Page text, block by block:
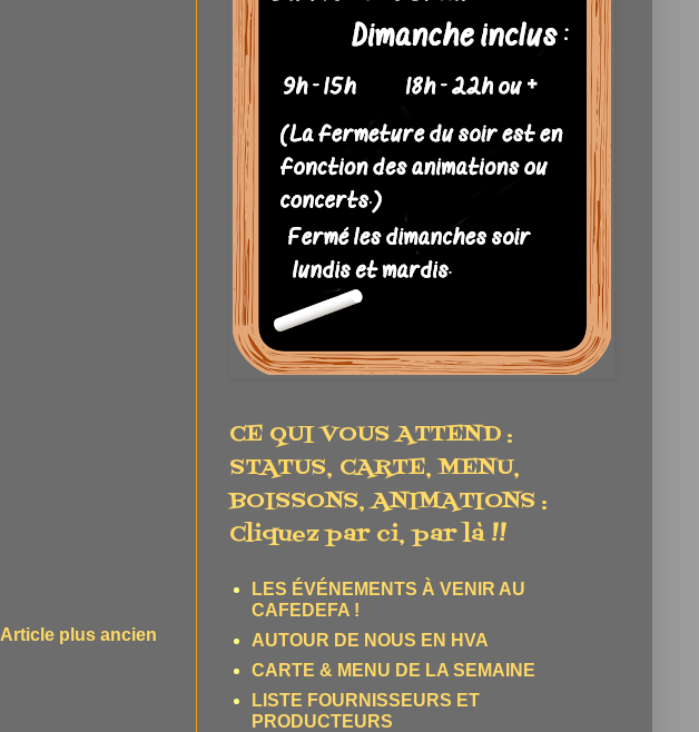
Article plus ancien
CE QUI VOUS ATTEND :
STATUS, CARTE, MENU,
BOISSONS, ANIMATIONS :
Cliquez par ci, par là !!
LES ÉVÉNEMENTS À VENIR AU
CAFEDEFA !
AUTOUR DE NOUS EN HVA
CARTE & MENU DE LA SEMAINE
LISTE FOURNISSEURS ET
PRODUCTEURS